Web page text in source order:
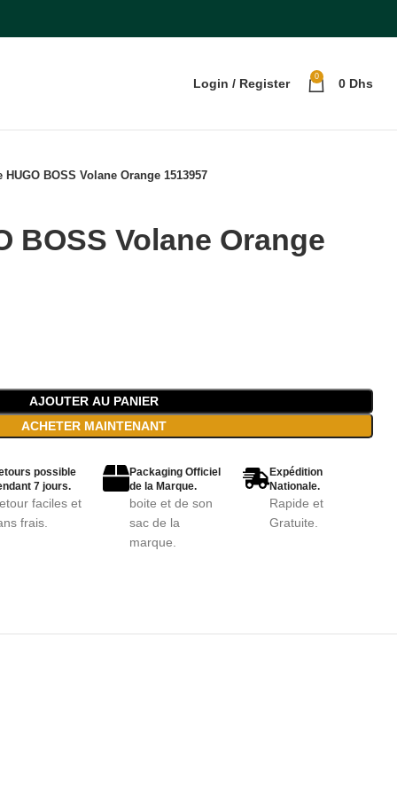
Login / Register 0 0 Dhs
HUGO BOSS Volane Orange 1513957
BOSS Volane Orange
AJOUTER AU PANIER
ACHETER MAINTENANT
possible
7 jours.
faciles et
frais.
Packaging Officiel
de la Marque.
boite et de son
sac de la
marque.
Expédition
Nationale.
Rapide et
Gratuite.